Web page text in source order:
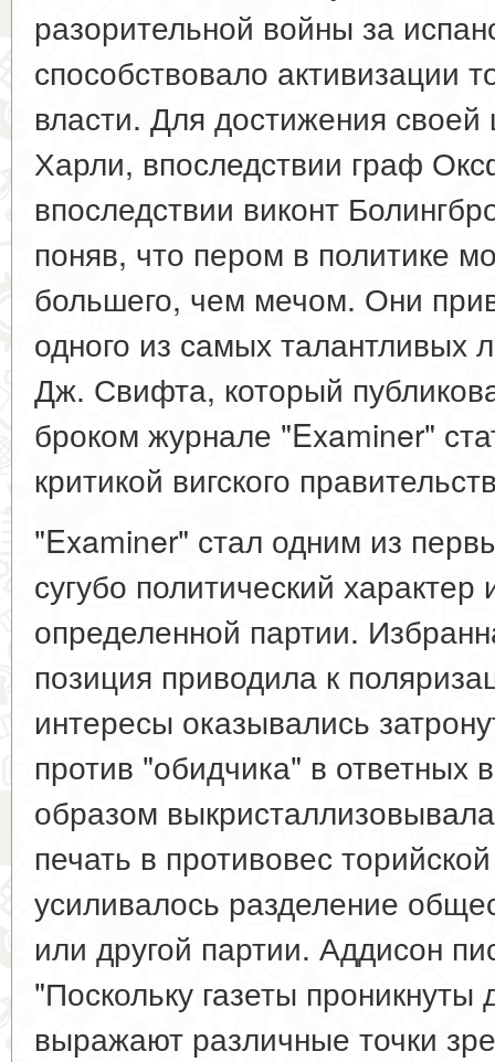
разорительной войны за
способствовало активизации
власти. Для достижения
Харли, впоследствии граф
впоследствии виконт
поняв, что пером в политике
большего, чем мечом. Они
одного из самых талантливых
Дж. Свифта, который
броком журнале "Examiner"
критикой вигского
"Examiner" стал одним из
сугубо политический
определенной партии.
позиция приводила к
интересы оказывались
против "обидчика" в ответных
образом
печать в противовес
усиливалось разделение
или другой партии. Аддисон
"Поскольку газеты
выражают различные точки